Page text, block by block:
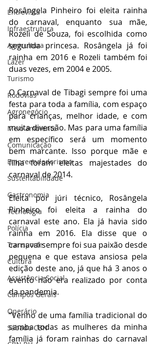
Entrevista
Infraestrutura
Agricultura
Lazer
Turismo
Rodovias
Agronegócio
Meio ambiente
Comunicação
Empreendedorismo
Sustentabilidade
Gastronomia
Tecnologia
Polícia
Transporte
Cultura
Assistência Social
Campos Gerais
Operário
Sábado CBN
Rosângela Pinheiro foi eleita rainha
do carnaval, enquanto sua mãe,
Rozeli de Souza, foi escolhida como
segunda princesa. Rosângela já foi
rainha em 2016 e Rozeli também foi
duas vezes, em 2004 e 2005.
O Carnaval de Tibagi sempre foi uma
festa para toda a família, com espaço
para crianças, melhor idade, e com
muita diversão. Mas para uma família
em específico será um momento
bem marcante. Isso porque mãe e
filha foram eleitas majestades do
carnaval de 2014.
Eleita por júri técnico, Rosângela
Pinheiro foi eleita a rainha do
carnaval este ano. Ela já havia sido
rainha em 2016. Ela disse que o
carnaval sempre foi sua paixão desde
pequena e que estava ansiosa pela
edição deste ano, já que há 3 anos o
evento não era realizado por conta
da pandemia.
“Venho de uma família tradicional do
samba todas as mulheres da minha
família já foram rainhas do carnaval